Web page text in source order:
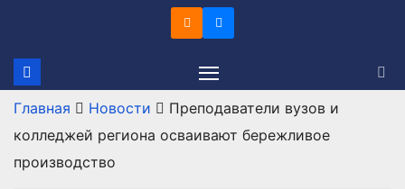
содержимому
Главная Новости
Преподаватели вузов и
колледжей региона осваивают бережливое
производство